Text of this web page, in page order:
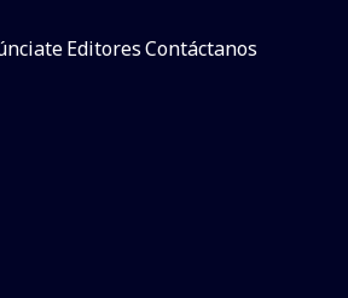
EditoresContáctanos